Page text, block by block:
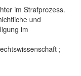
im Strafprozess.
und
im
;